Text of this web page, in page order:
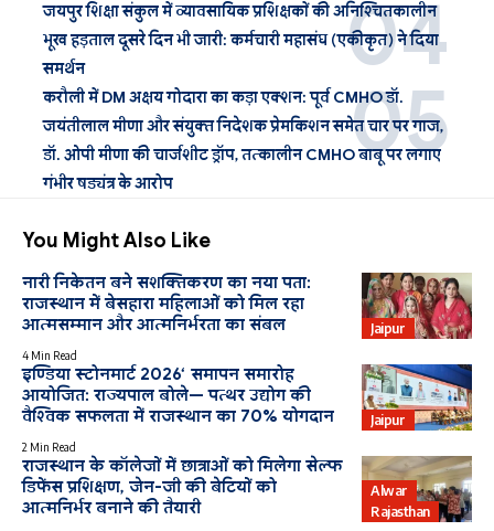
जयपुर शिक्षा संकुल में व्यावसायिक प्रशिक्षकों की अनिश्चितकालीन
भूख हड़ताल दूसरे दिन भी जारी: कर्मचारी महासंघ (एकीकृत) ने दिया
समर्थन
करौली में DM अक्षय गोदारा का कड़ा एक्शन: पूर्व CMHO डॉ.
जयंतीलाल मीणा और संयुक्त निदेशक प्रेमकिशन समेत चार पर गाज,
डॉ. ओपी मीणा की चार्जशीट ड्रॉप, तत्कालीन CMHO बाबू पर लगाए
गंभीर षड्यंत्र के आरोप
You Might Also Like
Jaipur
नारी निकेतन बने सशक्तिकरण का नया पता:
राजस्थान में बेसहारा महिलाओं को मिल रहा
आत्मसम्मान और आत्मनिर्भरता का संबल
4 Min Read
Jaipur
इण्डिया स्टोनमार्ट 2026‘ समापन समारोह
आयोजित: राज्यपाल बोले— पत्थर उद्योग की
वैश्विक सफलता में राजस्थान का 70% योगदान
2 Min Read
Alwar
Rajasthan
राजस्थान के कॉलेजों में छात्राओं को मिलेगा सेल्फ
डिफेंस प्रशिक्षण, जेन-जी की बेटियों को
आत्मनिर्भर बनाने की तैयारी